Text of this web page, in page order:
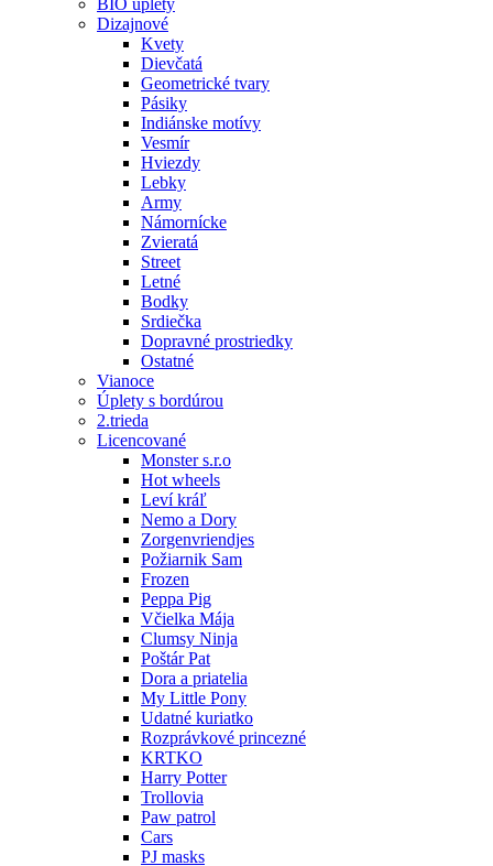
Dizajnové
Kvety
Dievčatá
Geometrické tvary
Pásiky
Indiánske motívy
Vesmír
Hviezdy
Lebky
Army
Námornícke
Zvieratá
Street
Letné
Bodky
Srdiečka
Dopravné prostriedky
Ostatné
Vianoce
Úplety s bordúrou
2.trieda
Licencované
Monster s.r.o
Hot wheels
Leví kráľ
Nemo a Dory
Zorgenvriendjes
Požiarnik Sam
Frozen
Peppa Pig
Včielka Mája
Clumsy Ninja
Poštár Pat
Dora a priatelia
My Little Pony
Udatné kuriatko
Rozprávkové princezné
KRTKO
Harry Potter
Trollovia
Paw patrol
Cars
PJ masks